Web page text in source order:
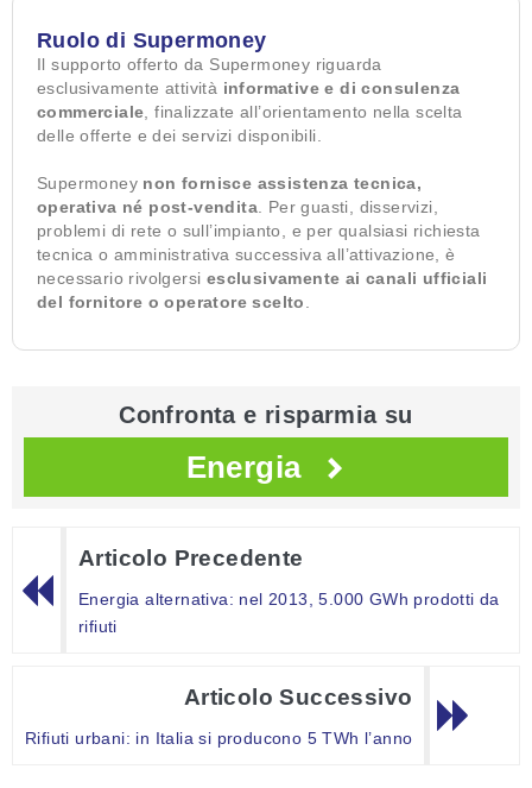
Ruolo di Supermoney
Il supporto offerto da Supermoney riguarda
esclusivamente attività informative e di consulenza
commerciale, finalizzate all’orientamento nella scelta
delle offerte e dei servizi disponibili.
Supermoney non fornisce assistenza tecnica,
operativa né post-vendita. Per guasti, disservizi,
problemi di rete o sull’impianto, e per qualsiasi richiesta
tecnica o amministrativa successiva all’attivazione, è
necessario rivolgersi esclusivamente ai canali ufficiali
del fornitore o operatore scelto.
Confronta e risparmia su
Energia
Articolo Precedente
Energia alternativa: nel 2013, 5.000 GWh prodotti da
rifiuti
Articolo Successivo
Rifiuti urbani: in Italia si producono 5 TWh l’anno